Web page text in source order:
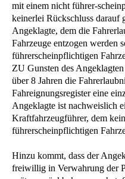
mit einem nicht führer-
keinerlei Rückschluss darauf
Angeklagte, dem die
Fahrzeuge entzogen werden
führerscheinpflichtigen
ZU Gunsten des
über 8 Jahren die
Fahreignungsregister eine
Angeklagte ist nachweislich
Kraftfahrzeugführer, dem
führerscheinpflichtigen
Hinzu kommt, dass der
freiwillig in Verwahrung der